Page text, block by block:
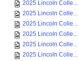
2025 Lincoln Colle...
2025 Lincoln Colle...
2025 Lincoln Colle...
2025 Lincoln Colle...
2025 Lincoln Colle...
2025 Lincoln Colle...